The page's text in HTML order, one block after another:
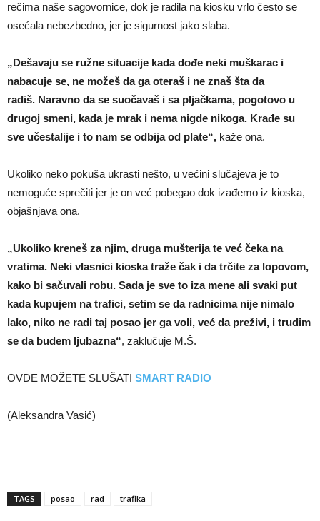
rečima naše sagovornice, dok je radila na kiosku vrlo često se
osećala nebezbedno, jer je sigurnost jako slaba.
„Dešavaju se ružne situacije kada dođe neki muškarac i
nabacuje se, ne možeš da ga oteraš i ne znaš šta da
radiš. Naravno da se suočavaš i sa pljačkama, pogotovo u
drugoj smeni, kada je mrak i nema nigde nikoga. Krađe su
sve učestalije i to nam se odbija od plate“, kaže ona.
Ukoliko neko pokuša ukrasti nešto, u većini slučajeva je to
nemoguće sprečiti jer je on već pobegao dok izađemo iz kioska,
objašnjava ona.
„Ukoliko kreneš za njim, druga mušterija te već čeka na
vratima. Neki vlasnici kioska traže čak i da trčite za lopovom,
kako bi sačuvali robu. Sada je sve to iza mene ali svaki put
kada kupujem na trafici, setim se da radnicima nije nimalo
lako, niko ne radi taj posao jer ga voli, već da preživi, i trudim
se da budem ljubazna“, zaklučuje M.Š.
OVDE MOŽETE SLUŠATI SMART RADIO
(Aleksandra Vasić)
TAGS posao rad trafika